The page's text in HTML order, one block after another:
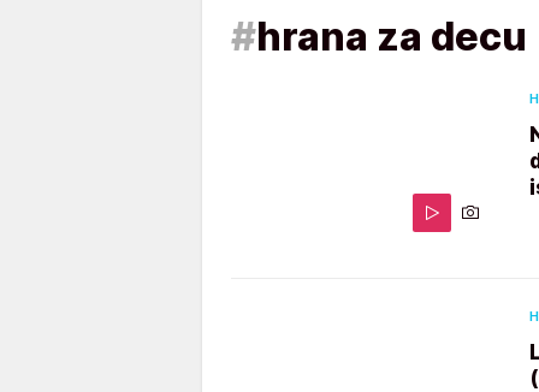
#hrana za decu